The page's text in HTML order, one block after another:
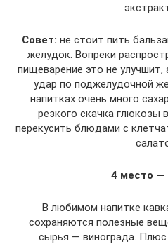
Совет: не стоит пить
желудок. Вопреки
пищеварение это не
удар по поджелудочной
напитках очень много
резкого скачка глюкозы
перекусить блюдами с
4 место —
В любимом напитке
сохраняются полезные
сырья — винограда.